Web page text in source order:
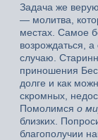
Задача же
— молитва,
местах. Самое
возрождаться,
случаю.
приношения
долге и как
скромных,
Помолимся о
близких.
благополучии